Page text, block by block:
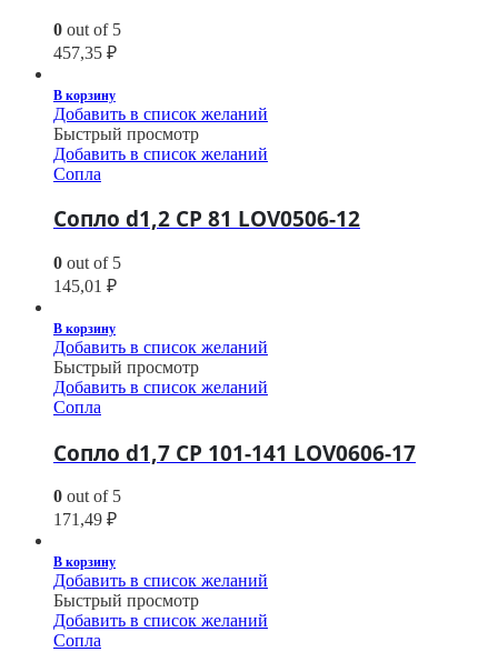
0 out of 5
457,35 ₽
В корзину
Добавить в список желаний
Быстрый просмотр
Добавить в список желаний
Сопла
Сопло d1,2 CP 81 LOV0506-12
0 out of 5
145,01 ₽
В корзину
Добавить в список желаний
Быстрый просмотр
Добавить в список желаний
Сопла
Сопло d1,7 CP 101-141 LOV0606-17
0 out of 5
171,49 ₽
В корзину
Добавить в список желаний
Быстрый просмотр
Добавить в список желаний
Сопла